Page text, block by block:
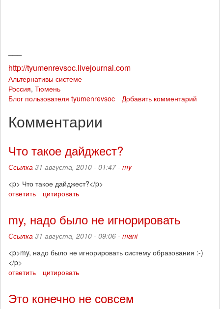
http://tyumenrevsoc.livejournal.com
Альтернативы системе
Россия, Тюмень
Блог пользователя tyumenrevsoc
Добавить комментарий
Комментарии
Что такое дайджест?
Ссылка 31 августа, 2010 - 01:47 - my
<p> Что такое дайджест?</p>
ответить
цитировать
my, надо было не игнорировать
Ссылка 31 августа, 2010 - 09:06 - mani
<p>my, надо было не игнорировать систему образования :-)
</p>
ответить
цитировать
Это конечно не совсем